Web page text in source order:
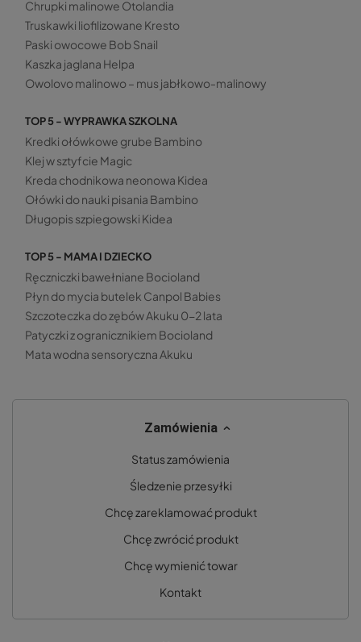
Chrupki malinowe Otolandia
Truskawki liofilizowane Kresto
Paski owocowe Bob Snail
Kaszka jaglana Helpa
Owolovo malinowo – mus jabłkowo-malinowy
TOP 5 - WYPRAWKA SZKOLNA
Kredki ołówkowe grube Bambino
Klej w sztyfcie Magic
Kreda chodnikowa neonowa Kidea
Ołówki do nauki pisania Bambino
Długopis szpiegowski Kidea
TOP 5 - MAMA I DZIECKO
Ręczniczki bawełniane Bocioland
Płyn do mycia butelek Canpol Babies
Szczoteczka do zębów Akuku 0-2 lata
Patyczki z ogranicznikiem Bocioland
Mata wodna sensoryczna Akuku
Zamówienia
Status zamówienia
Śledzenie przesyłki
Chcę zareklamować produkt
Chcę zwrócić produkt
Chcę wymienić towar
Kontakt